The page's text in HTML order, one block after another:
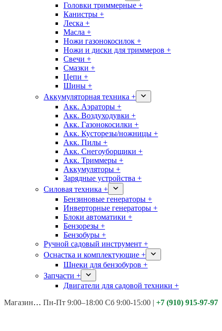
Головки триммерные +
Канистры +
Леска +
Масла +
Ножи газонокосилок +
Ножи и диски для триммеров +
Свечи +
Смазки +
Цепи +
Шины +
Аккумуляторная техника +
Акк. Аэраторы +
Акк. Воздуходувки +
Акк. Газонокосилки +
Акк. Кусторезы/ножницы +
Акк. Пилы +
Акк. Снегоуборщики +
Акк. Триммеры +
Аккумуляторы +
Зарядные устройства +
Силовая техника +
Бензиновые генераторы +
Инверторные генераторы +
Блоки автоматики +
Бензорезы +
Бензобуры +
Ручной садовый инструмент +
Оснастка и комплектующие +
Шнеки для бензобуров +
Запчасти +
Двигатели для садовой техники +
Магазины: Калуга ул. Московская д.113
Пн-Пт 9:00–18:00 Сб 9:00-15:00 | +7 (910) 915-97-97